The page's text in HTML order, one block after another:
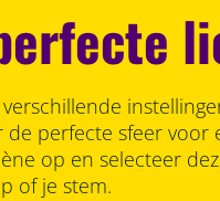
perfecte sfeer voor
op en selecteer
of je stem.